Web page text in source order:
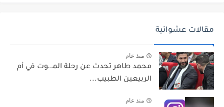
مقالات عشوائية
منذ عام
محمد طاهر تحدث عن رحلة المـ.ـوت في أم
الربيعين الطبيب...
منذ عام